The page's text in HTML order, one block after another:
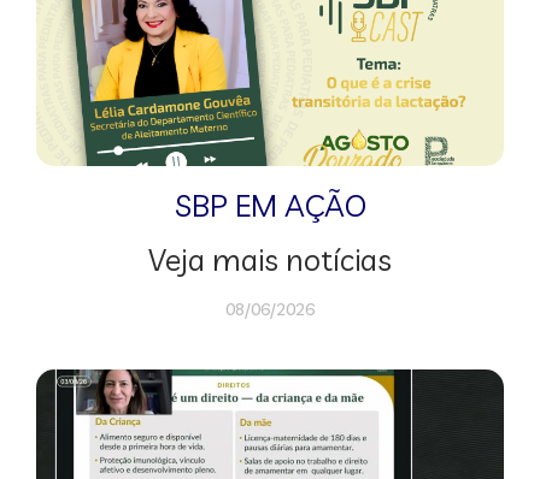
SBP EM AÇÃO
Veja mais notícias
08/06/2026